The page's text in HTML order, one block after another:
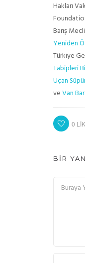
Hakları
Barış
Yeniden
Türkiye
Tabipleri
Uçan
veVan
0
BIR